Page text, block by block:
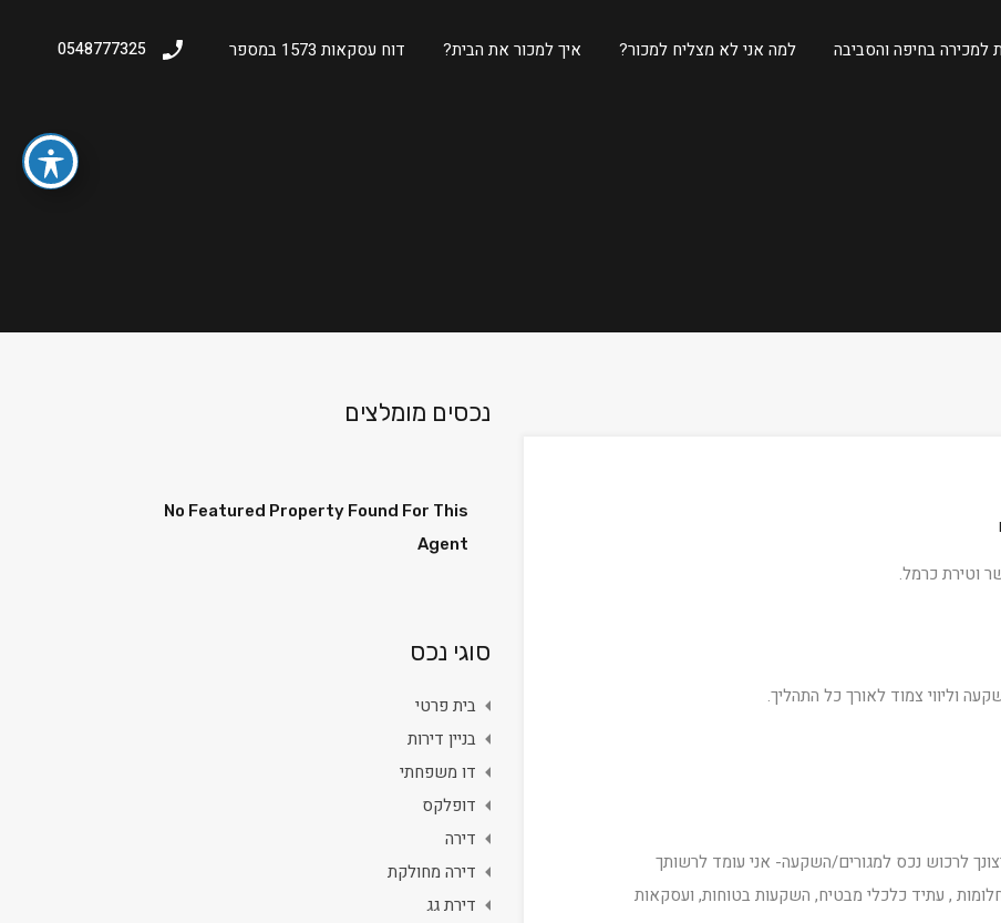
למכירה בחיפה והסביבה למה אני לא מצליח למכור? איך למכור את הבית? דוח עסקאות 1573 במספר 0548777325
וטירת כרמל.
וליווי צמוד לאורך כל התהליך.
לרכוש נכס למגורים/השקעה- אני עומד לרשותך
, עתיד כלכלי מבטיח, השקעות בטוחות, ועסקאות
נכסים מומלצים
No Featured Property Found For This
Agent
סוגי נכס
בית פרטי
בניין דירות
דו משפחתי
דופלקס
דירה
דירה מחולקת
דירת גג